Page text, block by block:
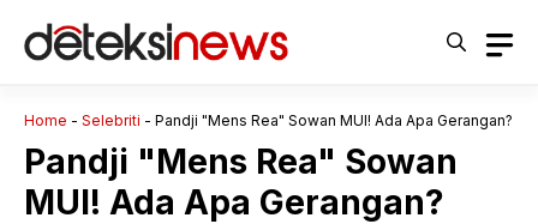
Home - Selebriti - Pandji "Mens Rea" Sowan MUI! Ada Apa Gerangan?
Pandji "Mens Rea" Sowan
MUI! Ada Apa Gerangan?